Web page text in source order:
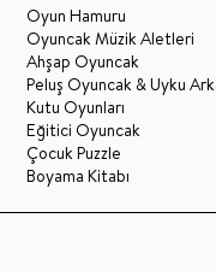
Oyun Hamuru
Oyuncak Müzik Aletleri
Ahşap Oyuncak
Peluş Oyuncak & Uyku
Kutu Oyunları
Eğitici Oyuncak
Çocuk Puzzle
Boyama Kitabı